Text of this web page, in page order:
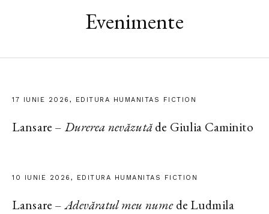
Evenimente
17 IUNIE 2026, EDITURA HUMANITAS FICTION
Lansare – Durerea nevăzutăde Giulia Caminito
10 IUNIE 2026, EDITURA HUMANITAS FICTION
Lansare –Adevăratul meu numede Ludmila